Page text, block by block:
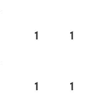
1 1
1 1